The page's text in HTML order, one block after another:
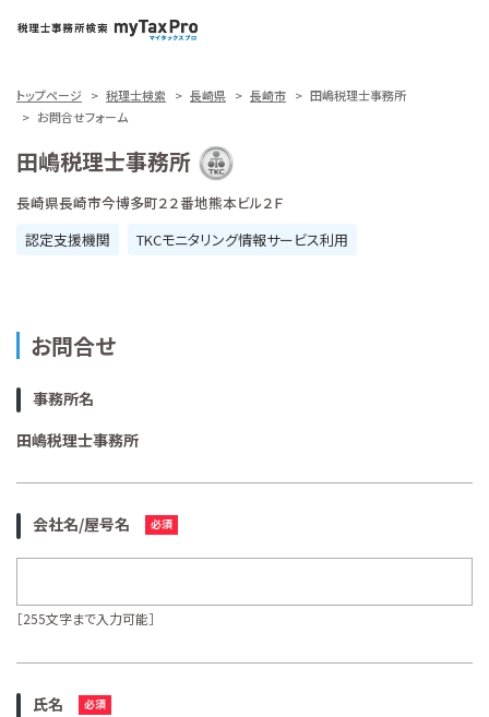
トップページ 税理士検索 長崎県 長崎市
田嶋税理士事務所
お問合せフォーム
田嶋税理士事務所
長崎県長崎市今博多町２２番地熊本ビル２Ｆ
認定支援機関
TKCモニタリング情報サービス利用
お問合せ
事務所名
田嶋税理士事務所
会社名/屋号名
［255文字まで入力可能］
氏名